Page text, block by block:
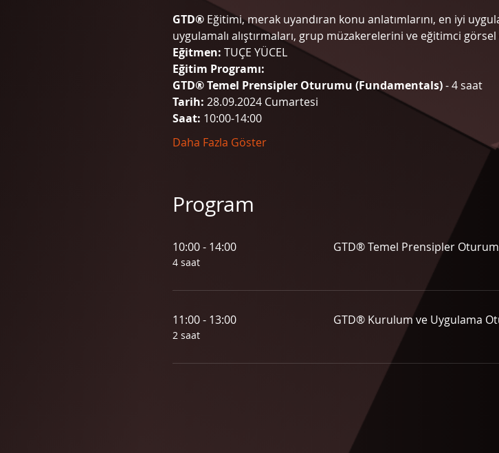
GTD® Eğitimi, merak uyandıran konu anlatımlarını, en iyi
uygulamalı alıştırmaları, grup müzakerelerini ve eğitimci
Eğitmen: TUÇE YÜCEL
Eğitim Programı:
GTD® Temel Prensipler Oturumu (Fundamentals) - 4 saat
Tarih: 28.09.2024 Cumartesi
Saat: 10:00-14:00
Daha Fazla Göster
Program
10:00 - 14:00
4 saat
GTD® Temel Prensipler
11:00 - 13:00
2 saat
GTD® Kurulum ve Uygulama